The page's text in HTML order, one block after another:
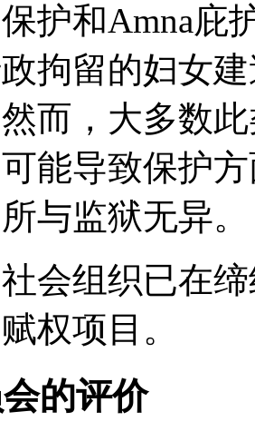
护和Amna庇
拘留的妇女
而，大多数
能导致保护
与监狱无异。
会组织已在
权项目。
的评价